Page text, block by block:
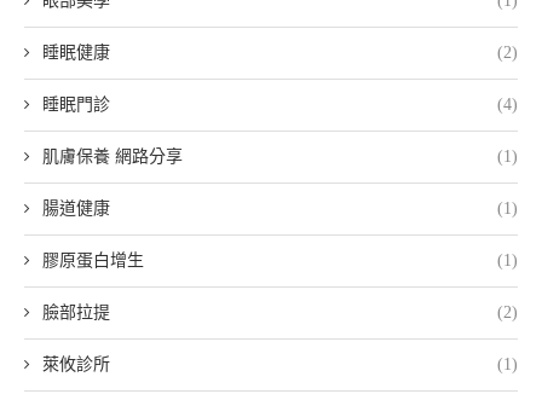
睡眠健康 (2)
睡眠門診 (4)
肌膚保養 網路分享 (1)
腸道健康 (1)
膠原蛋白增生 (1)
臉部拉提 (2)
萊攸診所 (1)